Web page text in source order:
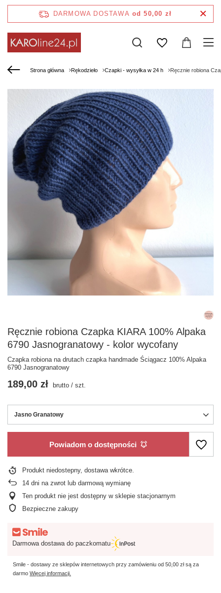
DARMOWA DOSTAWA od 50,00 zł
Strona główna Rękodzieło Czapki - wysyłka w 24 h Ręcznie robiona
Ręcznie robiona Czapka KIARA 100% Alpaka
6790 Jasnogranatowy - kolor wycofany
Czapka robiona na drutach czapka handmade Ściągacz 100% Alpaka
6790 Jasnogranatowy
Jasno Granatowy
189,00 zł brutto / szt.
Powiadom o dostępności
Produkt niedostepny, dostawa wkrótce
14 dni na zwrot lub darmową wymianę
Ten produkt nie jest dostępny w sklepie stacjonarnym
Bezpieczne zakupy
Darmowa dostawa do paczkomatu
Smile - dostawy ze sklepów internetowych przy zamówieniu od 50,00 złsą za
darmo Więcej informacji.